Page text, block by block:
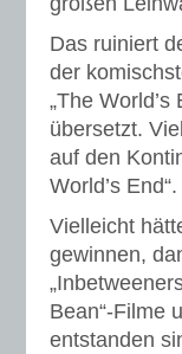
Das ruiniert
der
„The
übersetzt.
auf den
World’s End“.
Vielleicht
gewinnen,
Bean“-Filme
entstanden